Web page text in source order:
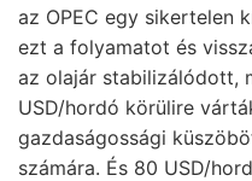
az OPEC egy sikertelen
ezt a folyamatot és
az olajár stabilizálódott,
USD/hordó körülire
gazdaságossági
számára. És 80 USD/